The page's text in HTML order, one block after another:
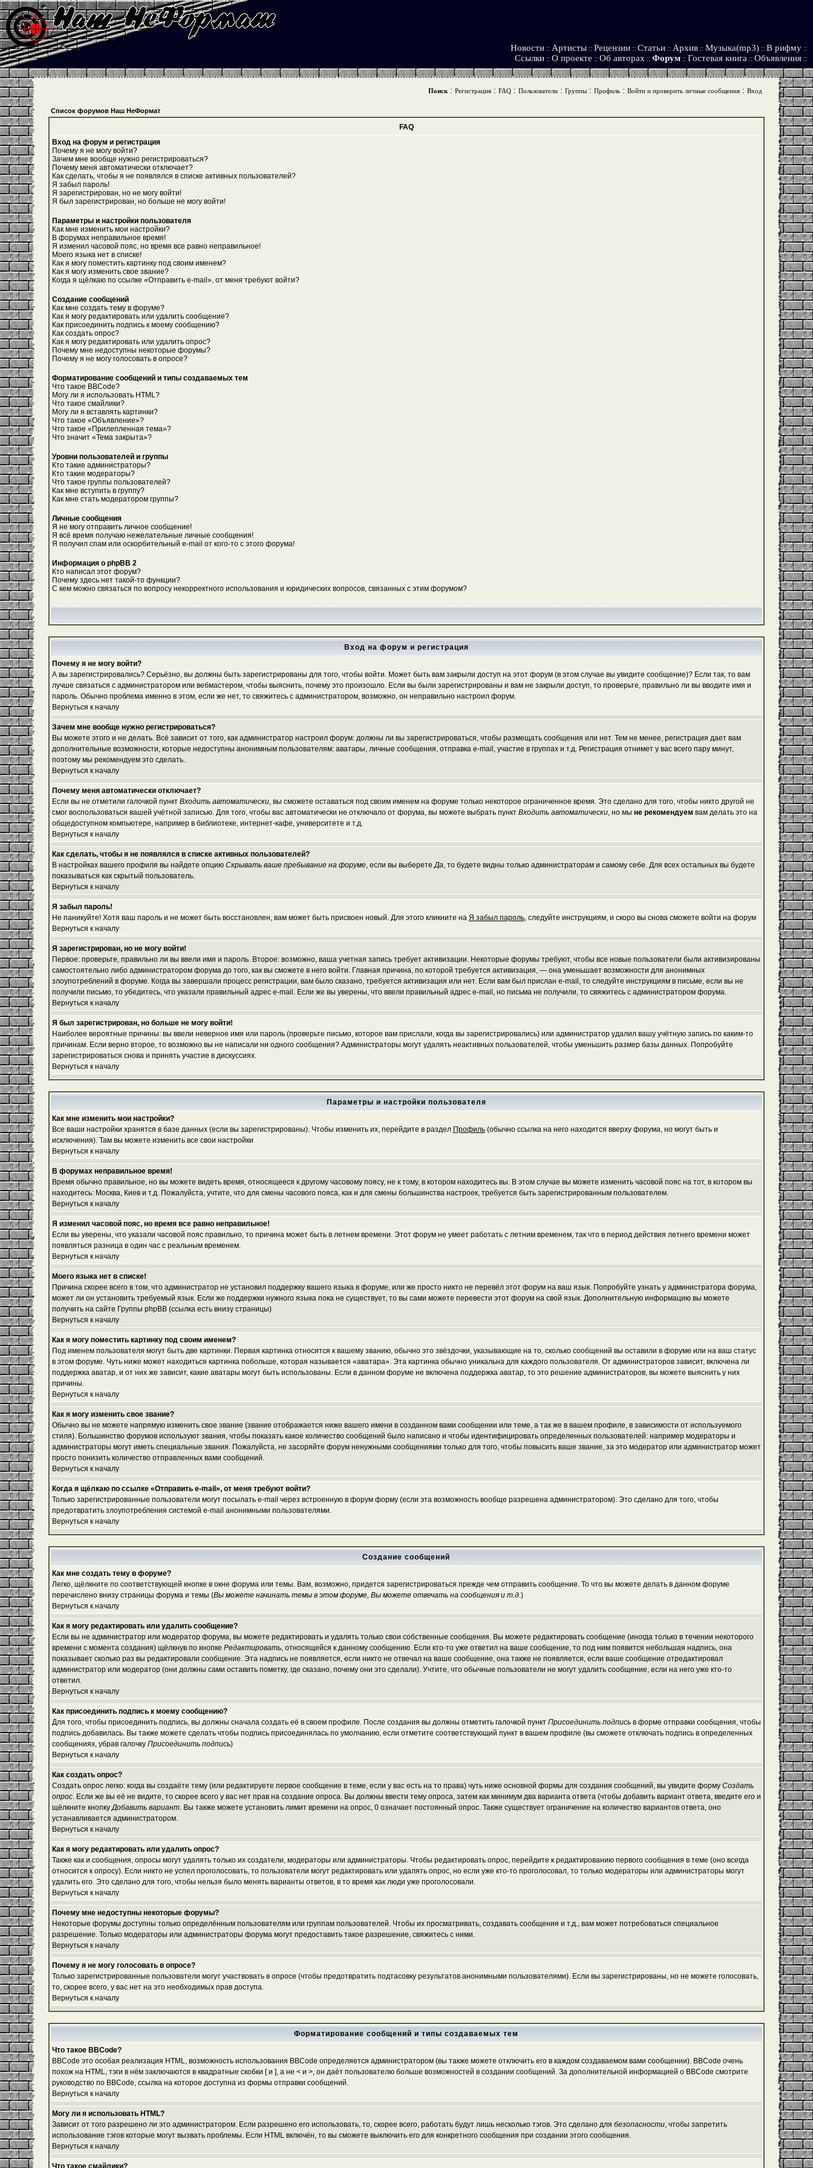
Новости :: Артисты :: Рецензии :: Статьи :: Архив :: Музыка(mp3) :: В рифму ::
Ссылки :: О проекте :: Об авторах :: Форум :: Гостевая книга :: Объявления ::
Поиск: Регистрация: FAQ: Пользователи: Группы: Профиль: Войти и проверить личные сообщения: Вход
Список форумов Наш НеФормат
FAQ
Вход на форум и регистрация
Почему я не могу войти?
Зачем мне вообще нужно регистрироваться?
Почему меня автоматически отключает?
Как сделать, чтобы я не появлялся в списке активных пользователей?
Я забыл пароль!
Я зарегистрирован, но не могу войти!
Я был зарегистрирован, но больше не могу войти!
Параметры и настройки пользователя
Как мне изменить мои настройки?
В форумах неправильное время!
Я изменил часовой пояс, но время все равно неправильное!
Моего языка нет в списке!
Как я могу поместить картинку под своим именем?
Как я могу изменить свое звание?
Когда я щёлкаю по ссылке «Отправить e-mail», от меня требуют войти?
Создание сообщений
Как мне создать тему в форуме?
Как я могу редактировать или удалить сообщение?
Как присоединить подпись к моему сообщению?
Как создать опрос?
Как я могу редактировать или удалить опрос?
Почему мне недоступны некоторые форумы?
Почему я не могу голосовать в опросе?
Форматирование сообщений и типы создаваемых тем
Что такое BBCode?
Могу ли я использовать HTML?
Что такое смайлики?
Могу ли я вставлять картинки?
Что такое «Объявление»?
Что такое «Прилепленная тема»?
Что значит «Тема закрыта»?
Уровни пользователей и группы
Кто такие администраторы?
Кто такие модераторы?
Что такое группы пользователей?
Как мне вступить в группу?
Как мне стать модератором группы?
Личные сообщения
Я не могу отправить личное сообщение!
Я всё время получаю нежелательные личные сообщения!
Я получил спам или оскорбительный e-mail от кого-то с этого форума!
Информация о phpBB 2
Кто написал этот форум?
Почему здесь нет такой-то функции?
С кем можно связаться по вопросу некорректного использования и юридических вопросов, связанных с этим форумом?
Вход на форум и регистрация
Почему я не могу войти?
А вы зарегистрировались? Серьёзно, вы должны быть зарегистрированы для того, чтобы войти. Может быть вам закрыли доступ на этот форум (в этом случае вы увидите сообщение)? Если так, то вам
лучше связаться с администратором или вебмастером, чтобы выяснить, почему это произошло. Если вы были зарегистрированы и вам не закрыли доступ, то проверьте, правильно ли вы вводите имя и
пароль. Обычно проблема именно в этом, если же нет, то свяжитесь с администратором, возможно, он неправильно настроил форум.
Вернуться к началу
Зачем мне вообще нужно регистрироваться?
Вы можете этого и не делать. Всё зависит от того, как администратор настроил форум: должны ли вы зарегистрироваться, чтобы размещать сообщения или нет. Тем не менее, регистрация дает вам
дополнительные возможности, которые недоступны анонимным пользователям: аватары, личные сообщения, отправка e-mail, участие в группах и т.д. Регистрация отнимет у вас всего пару минут,
поэтому мы рекомендуем это сделать.
Вернуться к началу
Почему меня автоматически отключает?
Если вы не отметили галочкой пункт Входить автоматически, вы сможете оставаться под своим именем на форуме только некоторое ограниченное время. Это сделано для того, чтобы никто другой не
смог воспользоваться вашей учётной записью. Для того, чтобы вас автоматически не отключало от форума, вы можете выбрать пункт Входить автоматически, но мы не рекомендуем вам делать это на
общедоступном компьютере, например в библиотеке, интернет-кафе, университете и т.д.
Вернуться к началу
Как сделать, чтобы я не появлялся в списке активных пользователей?
В настройках вашего профиля вы найдете опцию Скрывать ваше пребывание на форуме, если вы выберетеДа, то будете видны только администраторам и самому себе. Для всех остальных вы будете
показываться как скрытый пользователь.
Вернуться к началу
Я забыл пароль!
Не паникуйте! Хотя ваш пароль и не может быть восстановлен, вам может быть присвоен новый. Для этого кликните на Я забыл пароль, следуйте инструкциям, и скоро вы снова сможете войти на форум
Вернуться к началу
Я зарегистрирован, но не могу войти!
Первое: проверьте, правильно ли вы ввели имя и пароль. Второе: возможно, ваша учетная запись требует активизации. Некоторые форумы требуют, чтобы все новые пользователи были активизированы
самостоятельно либо администратором форума до того, как вы сможете в него войти. Главная причина, по которой требуется активизация, — она уменьшает возможности для анонимных
злоупотреблений в форуме. Когда вы завершали процесс регистрации, вам было сказано, требуется активизация или нет. Если вам был прислан e-mail, то следуйте инструкциям в письме, если вы не
получили письмо, то убедитесь, что указали правильный адрес e-mail. Если же вы уверены, что ввели правильный адрес e-mail, но письма не получили, то свяжитесь с администратором форума.
Вернуться к началу
Я был зарегистрирован, но больше не могу войти!
Наиболее вероятные причины: вы ввели неверное имя или пароль (проверьте письмо, которое вам прислали, когда вы зарегистрировались) или администратор удалил вашу учётную запись по каким-то
причинам. Если верно второе, то возможно вы не написали ни одного сообщения? Администраторы могут удалять неактивных пользователей, чтобы уменьшить размер базы данных. Попробуйте
зарегистрироваться снова и принять участие в дискуссиях.
Вернуться к началу
Параметры и настройки пользователя
Как мне изменить мои настройки?
Все ваши настройки хранятся в базе данных (если вы зарегистрированы). Чтобы изменить их, перейдите в раздел Профиль(обычно ссылка на него находится вверху форума, но могут быть и
исключения). Там вы можете изменить все свои настройки
Вернуться к началу
В форумах неправильное время!
Время обычно правильное, но вы можете видеть время, относящееся к другому часовому поясу, не к тому, в котором находитесь вы. В этом случае вы можете изменить часовой пояс на тот, в котором вы
находитесь: Москва, Киев и т.д. Пожалуйста, учтите, что для смены часового пояса, как и для смены большинства настроек, требуется быть зарегистрированным пользователем.
Вернуться к началу
Я изменил часовой пояс, но время все равно неправильное!
Если вы уверены, что указали часовой пояс правильно, то причина может быть в летнем времени. Этот форум не умеет работать с летним временем, так что в период действия летнего времени может
появляться разница в один час с реальным временем.
Вернуться к началу
Моего языка нет в списке!
Причина скорее всего в том, что администратор не установил поддержку вашего языка в форуме, или же просто никто не перевёл этот форум на ваш язык. Попробуйте узнать у администратора форума,
может ли он установить требуемый язык. Если же поддержки нужного языка пока не существует, то вы сами можете перевести этот форум на свой язык. Дополнительную информацию вы можете
получить на сайте Группы phpBB (ссылка есть внизу страницы)
Вернуться к началу
Как я могу поместить картинку под своим именем?
Под именем пользователя могут быть две картинки. Первая картинка относится к вашему званию, обычно это звёздочки, указывающие на то, сколько сообщений вы оставили в форуме или на ваш статус
в этом форуме. Чуть ниже может находиться картинка побольше, которая называется «аватара». Эта картинка обычно уникальна для каждого пользователя. От администраторов зависит, включена ли
поддержка аватар, и от них же зависит, какие аватары могут быть использованы. Если в данном форуме не включена поддержка аватар, то это решение администраторов, вы можете выяснить у них
причины.
Вернуться к началу
Как я могу изменить свое звание?
Обычно вы не можете напрямую изменить свое звание (звание отображается ниже вашего имени в созданном вами сообщении или теме, а так же в вашем профиле, в зависимости от используемого
стиля). Большинство форумов используют звания, чтобы показать какое количество сообщений было написано и чтобы идентифицировать определенных пользователей: например модераторы и
администраторы могут иметь специальные звания. Пожалуйста, не засоряйте форум ненужными сообщениями только для того, чтобы повысить ваше звание, за это модератор или администратор может
просто понизить количество отправленных вами сообщений.
Вернуться к началу
Когда я щёлкаю по ссылке «Отправить e-mail», от меня требуют войти?
Только зарегистрированные пользователи могут посылать e-mail через встроенную в форум форму (если эта возможность вообще разрешена администратором). Это сделано для того, чтобы
предотвратить злоупотребления системой e-mail анонимными пользователями.
Вернуться к началу
Создание сообщений
Как мне создать тему в форуме?
Легко, щёлкните по соответствующей кнопке в окне форума или темы. Вам, возможно, придется зарегистрироваться прежде чем отправить сообщение. То что вы можете делать в данном форуме
перечислено внизу страницы форума и темы (Вы можете начинать темы в этом форуме, Вы можете отвечать на сообщения и т.д.)
Вернуться к началу
Как я могу редактировать или удалить сообщение?
Если вы не администратор или модератор форума, вы можете редактировать и удалять только свои собственные сообщения. Вы можете редактировать сообщение (иногда только в течении некоторого
времени с момента создания) щёлкнув по кнопке Редактировать, относящейся к данному сообщению. Если кто-то уже ответил на ваше сообщение, то под ним появится небольшая надпись, она
показывает сколько раз вы редактировали сообщение. Эта надпись не появляется, если никто не отвечал на ваше сообщение, она также не появляется, если ваше сообщение отредактировал
администратор или модератор (они должны сами оставить пометку, где сказано, почему они это сделали). Учтите, что обычные пользователи не могут удалить сообщение, если на него уже кто-то
ответил.
Вернуться к началу
Как присоединить подпись к моему сообщению?
Для того, чтобы присоединить подпись, вы должны сначала создать её в своем профиле. После создания вы должны отметить галочкой пункт Присоединить подписьв форме отправки сообщения, чтобы
подпись добавилась. Вы также можете сделать чтобы подпись присоединялась по умолчанию, если отметите соответствующий пункт в вашем профиле (вы сможете отключать подпись в определенных
сообщениях, убрав галочку Присоединить подпись)
Вернуться к началу
Как создать опрос?
Создать опрос легко: когда вы создаёте тему (или редактируете первое сообщение в теме, если у вас есть на то права) чуть ниже основной формы для создания сообщений, вы увидите форму Создать
опрос. Если же вы её не видите, то скорее всего у вас нет прав на создание опроса. Вы должны ввести тему опроса, затем как минимум два варианта ответа (чтобы добавить вариант ответа, введите его и
щёлкните кнопкуДобавить вариант. Вы также можете установить лимит времени на опрос, 0 означает постоянный опрос. Также существует ограничение на количество вариантов ответа, оно
устанавливается администратором.
Вернуться к началу
Как я могу редактировать или удалить опрос?
Также как и сообщения, опросы могут удалять только их создатели, модераторы или администраторы. Чтобы редактировать опрос, перейдите к редактированию первого сообщения в теме (оно всегда
относится к опросу). Если никто не успел проголосовать, то пользователи могут редактировать или удалять опрос, но если уже кто-то проголосовал, то только модераторы или администраторы могут
удалить его. Это сделано для того, чтобы нельзя было менять варианты ответов, в то время как люди уже проголосовали.
Вернуться к началу
Почему мне недоступны некоторые форумы?
Некоторые форумы доступны только определённым пользователям или группам пользователей. Чтобы их просматривать, создавать сообщения и т.д., вам может потребоваться специальное
разрешение. Только модераторы или администраторы форума могут предоставить такое разрешение, свяжитесь с ними.
Вернуться к началу
Почему я не могу голосовать в опросе?
Только зарегистрированные пользователи могут участвовать в опросе (чтобы предотвратить подтасовку результатов анонимными пользователями). Если вы зарегистрированы, но не можете голосовать,
то, скорее всего, у вас нет на это необходимых прав доступа.
Вернуться к началу
Форматирование сообщений и типы создаваемых тем
Что такое BBCode?
BBCode это особая реализация HTML, возможность использования BBCode определяется администратором (вы также можете отключить его в каждом создаваемом вами сообщении). BBCode очень
похож на HTML, тэги в нём заключаются в квадратные скобки [ и ], а не < и >, он даёт пользователю больше возможностей в создании сообщений. За дополнительной информацией о BBCode смотрите
руководство по BBCode, ссылка на которое доступна из формы отправки сообщений.
Вернуться к началу
Могу ли я использовать HTML?
Зависит от того разрешено ли это администратором. Если разрешено его использовать, то, скорее всего, работать будут лишь несколько тэгов. Это сделано для безопасности, чтобы запретить
использование тэгов которые могут вызвать проблемы. Если HTML включён, то вы сможете выключить его для конкретного сообщения при создании этого сообщения.
Вернуться к началу
Что такое смайлики?